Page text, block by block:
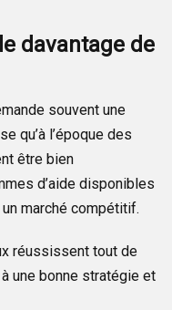
davantage de
souvent une
qu’à l’époque des
être bien
d’aide disponibles
marché compétitif.
réussissent tout de
une bonne stratégie et